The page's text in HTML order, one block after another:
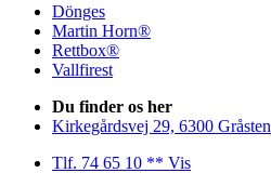
Dönges
Martin Horn®
Rettbox®
Vallfirest
Du finder os her
Kirkegårdsvej 29, 6300 Gråsten
Tlf. 74 65 10 ** Vis